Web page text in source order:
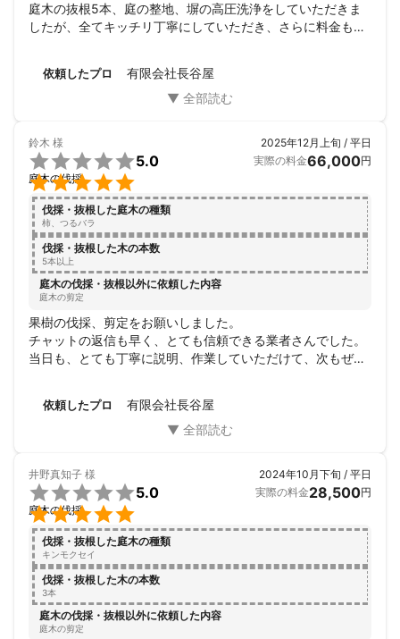
庭木の抜根5本、庭の整地、塀の高圧洗浄をしていただきま
したが、全てキッチリ丁寧にしていただき、さらに料金もす
ます。
今回は本当にありがとうございました☺︎
依頼したプロ 有限会社長谷屋
鈴木 様


5.0
庭木の伐採
2025年12月上旬 / 平日
実際の料金66,000円
伐採・抜根した庭木の種類
柿、つるバラ
伐採・抜根した木の本数
5本以上
庭木の伐採・抜根以外に依頼した内容
庭木の剪定
果樹の伐採、剪定をお願いしました。
チャットの返信も早く、とても信頼できる業者さんでした。
当日も、とても丁寧に説明、作業していただけて、次もぜひ
依頼したプロ 有限会社長谷屋
井野真知子 様


5.0
庭木の伐採
2024年10月下旬 / 平日
実際の料金28,500円
伐採・抜根した庭木の種類
キンモクセイ
伐採・抜根した木の本数
3本
庭木の伐採・抜根以外に依頼した内容
庭木の剪定